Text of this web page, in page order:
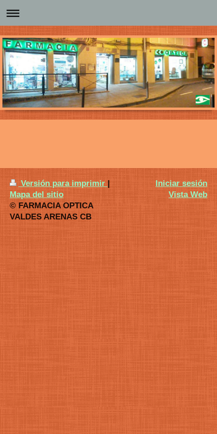
Versión para imprimir |
Mapa del sitio
© FARMACIA OPTICA
VALDES ARENAS CB
Iniciar sesión
Vista Web